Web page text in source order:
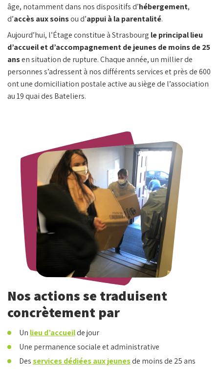
âge, notamment dans nos dispositifs d’hébergement,
d’accès aux soinsou d’appui à la parentalité.
Aujourd’hui, l’Étage constitue à Strasbourg le principal lieu
d’accueil et d’accompagnement de jeunes de moins de 25
ansen situation de rupture. Chaque année, un millier de
personnes s’adressent à nos différents services et près de 600
ont une domiciliation postale active au siège de l’association
au 19 quai des Bateliers.
Nos actions se traduisent
concrètement par
Un lieu d’accueilde jour
Une permanence sociale et administrative
Desservices dédiées aux jeunesde moins de 25 ans